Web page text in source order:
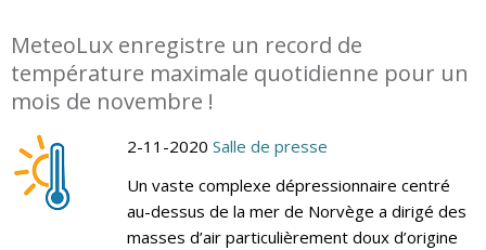
MeteoLux enregistre un record de
température maximale quotidienne pour un
mois de novembre !
2-11-2020 Salle de presse
Un vaste complexe dépressionnaire centré
au-dessus de la mer de Norvège a dirigé des
masses d’air particulièrement doux d’origine